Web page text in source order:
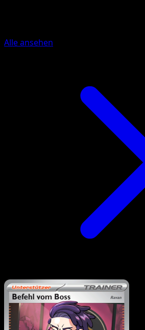
Alle ansehen